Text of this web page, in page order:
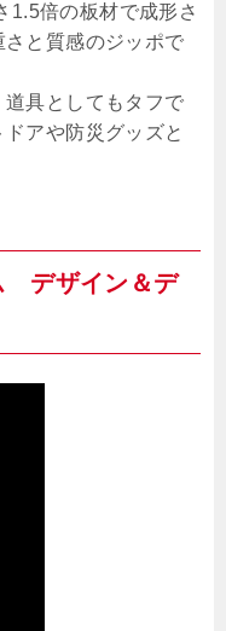
1.5倍の板材で成形さ
と質感のジッポで
具としてもタフで
アや防災グッズと
デザイン＆デ